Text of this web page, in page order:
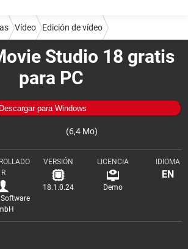
Studio 18 gratis
para PC
Descargar para Windows
(6,4 Mo)
R
Software
VERSIÓN
18.1.0.24
LICENCIA
Demo
IDIOMA
EN
Vídeo Edición de vídeo